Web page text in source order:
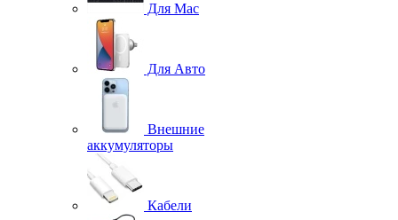
Для Mac
Для Авто
Внешние
аккумуляторы
Кабели